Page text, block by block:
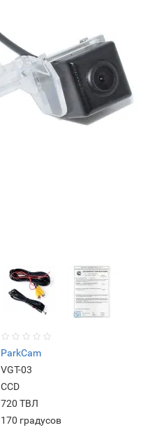
ParkCam
VGT-03
СCD
720 ТВЛ
170 градусов